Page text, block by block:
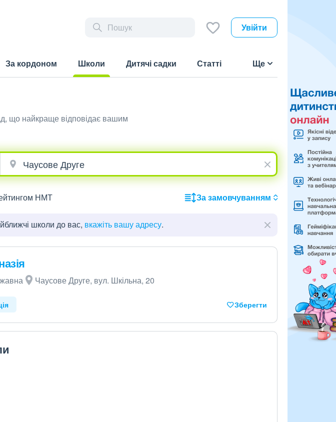
Увійти
За кордоном
Школи
Дитячі садки Статті Ще
що найкраще відповідає вашим
НМТ За замовчуванням
школи до вас, вкажіть вашу адресу.
Чаусове Друге, вул. Шкільна, 20
Зберегти